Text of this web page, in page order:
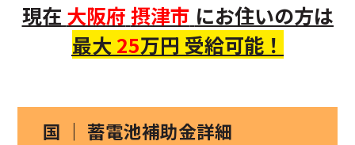
現在 大阪府摂津市 にお住いの方は
最大25万円 受給可能！
国 ｜ 蓄電池補助金詳細